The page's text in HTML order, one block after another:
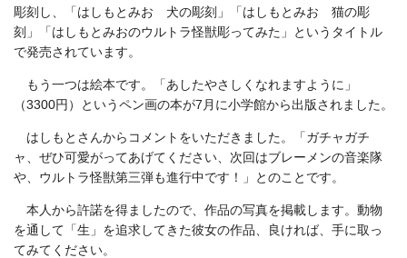
彫刻し、「はしもとみお 犬の彫刻」「はしもとみお 猫の彫
刻」「はしもとみおのウルトラ怪獣彫ってみた」というタイトル
で発売されています。
もう一つは絵本です。「あしたやさしくなれますように」
（3300円）というペン画の本が7月に小学館から出版されました。
はしもとさんからコメントをいただきました。「ガチャガチ
ャ、ぜひ可愛がってあげてください、次回はブレーメンの音楽隊
や、ウルトラ怪獣第三弾も進行中です！」とのことです。
本人から許諾を得ましたので、作品の写真を掲載します。 動物
を通して「生」を追求してきた彼女の作品、良ければ、手に取っ
てみてください。